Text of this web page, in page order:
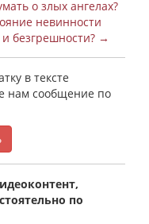
о злых ангелах?
невинности
и безгрешности? →
в тексте
нам сообщение по
по